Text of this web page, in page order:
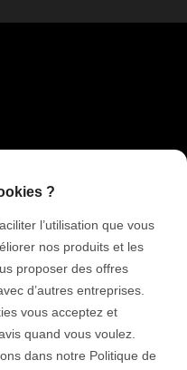
?
l’utilisation que vous
nos produits et les
proposer des offres
d’autres entreprises.
vous acceptez et
quand vous voulez.
dans notre Politique de